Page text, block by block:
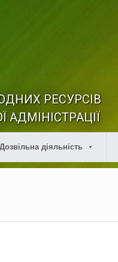
РЕСУРСІВ
АДМІНІСТРАЦІЇ
Дозвільна діяльність